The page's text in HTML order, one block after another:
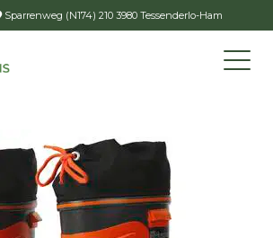
Sparrenweg (N174) 210 3980 Tessenderlo-Ham